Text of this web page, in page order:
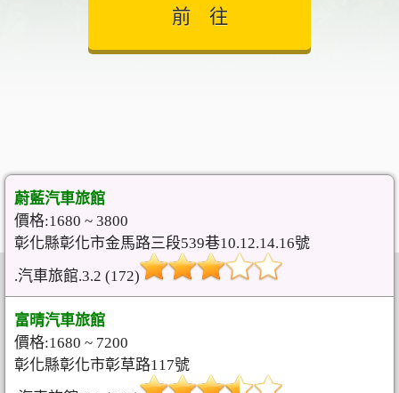
蔚藍汽車旅館
價格:1680 ~ 3800
彰化縣彰化市金馬路三段539巷10.12.14.16號
.汽車旅館.3.2 (172)
富晴汽車旅館
價格:1680 ~ 7200
彰化縣彰化市彰草路117號